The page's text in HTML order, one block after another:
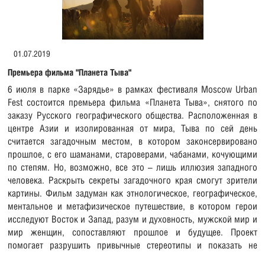
01.07.2019
Премьера фильма "Планета Тыва"
6 июля в парке «Зарядье» в рамках фестиваля Moscow Urban
Fest состоится премьера фильма «Планета Тыва», снятого по
заказу Русского географического общества. Расположенная в
центре Азии и изолированная от мира, Тыва по сей день
считается загадочным местом, в котором законсервировано
прошлое, с его шаманами, староверами, чабанами, кочующими
по степям. Но, возможно, все это – лишь иллюзия западного
человека. Раскрыть секреты загадочного края смогут зрители
картины. Фильм задуман как этнологическое, географическое,
ментальное и метафизическое путешествие, в котором герои
исследуют Восток и Запад, разум и духовность, мужской мир и
мир женщин, сопоставляют прошлое и будущее. Проект
помогает разрушить привычные стереотипы и показать не